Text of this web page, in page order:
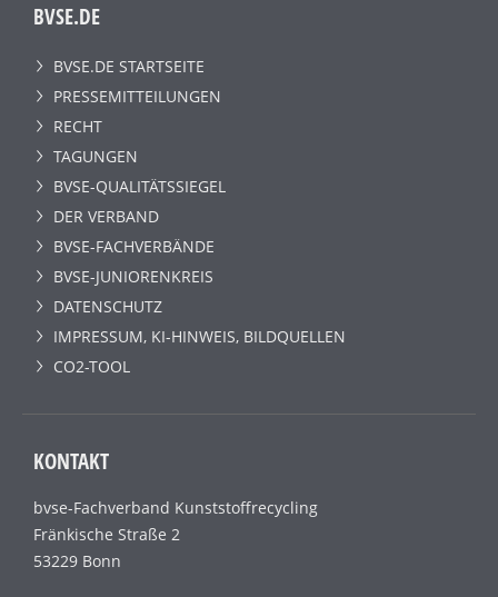
BVSE.DE
BVSE.DE STARTSEITE
PRESSEMITTEILUNGEN
RECHT
TAGUNGEN
BVSE-QUALITÄTSSIEGEL
DER VERBAND
BVSE-FACHVERBÄNDE
BVSE-JUNIORENKREIS
DATENSCHUTZ
IMPRESSUM, KI-HINWEIS, BILDQUELLEN
CO2-TOOL
KONTAKT
bvse-Fachverband Kunststoffrecycling
Fränkische Straße 2
53229 Bonn